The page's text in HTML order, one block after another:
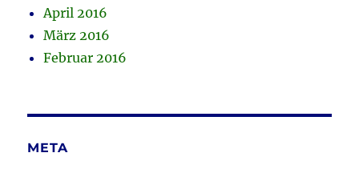
April 2016
März 2016
Februar 2016
META